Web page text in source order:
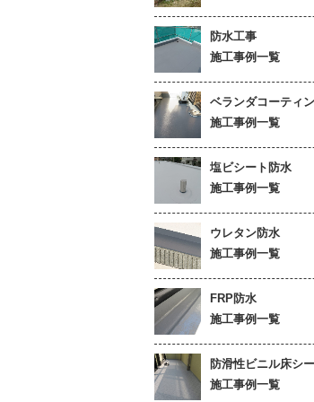
防水工事
施工事例一覧
ベランダコーティ
施工事例一覧
塩ビシート防水
施工事例一覧
ウレタン防水
施工事例一覧
FRP防水
施工事例一覧
防滑性ビニル床シ
施工事例一覧